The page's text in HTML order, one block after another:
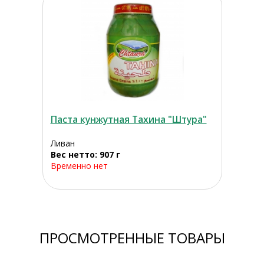
Паста кунжутная Тахина "Штура"
Ливан
Вес нетто: 907 г
Временно нет
ПРОСМОТРЕННЫЕ ТОВАРЫ